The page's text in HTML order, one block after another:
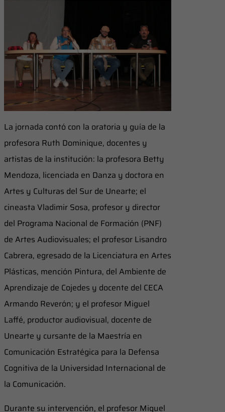
La jornada contó con la oratoria y guía de la
profesora Ruth Dominique, docentes y
artistas de la institución: la profesora Betty
Mendoza, licenciada en Danza y doctora en
Artes y Culturas del Sur de Unearte; el
cineasta Vladimir Sosa, profesor y director
del Programa Nacional de Formación (PNF)
de Artes Audiovisuales; el profesor Lisandro
Cabrera, egresado de la Licenciatura en Artes
Plásticas, mención Pintura, del Ambiente de
Aprendizaje de Cojedes y docente del CECA
Armando Reverón; y el profesor Miguel
Laffé, productor audiovisual, docente de
Unearte y cursante de la Maestría en
Comunicación Estratégica para la Defensa
Cognitiva de la Universidad Internacional de
la Comunicación.
Durante su intervención, el profesor Miguel